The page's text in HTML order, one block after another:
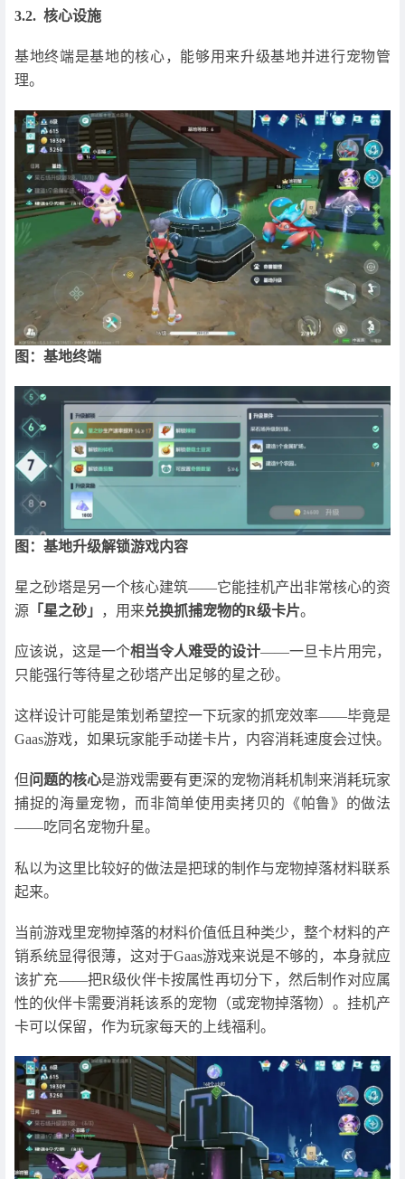
3.2. 核心设施
基地终端是基地的核心，能够用来升级基地并进行宠物管
理。
图：基地终端
图：基地升级解锁游戏内容
星之砂塔是另一个核心建筑——它能挂机产出非常核心的资
源 「星之砂」 ，用来兑换抓捕宠物的R级卡片。
应该说，这是一个相当令人难受的设计——一旦卡片用完，
只能强行等待星之砂塔产出足够的星之砂。
这样设计可能是策划希望控一下玩家的抓宠效率——毕竟是
Gaas游戏，如果玩家能手动搓卡片，内容消耗速度会过快。
但问题的核心是游戏需要有更深的宠物消耗机制来消耗玩家
捕捉的海量宠物，而非简单使用卖拷贝的《帕鲁》的做法
——吃同名宠物升星。
私以为这里比较好的做法是把球的制作与宠物掉落材料联系
起来。
当前游戏里宠物掉落的材料价值低且种类少，整个材料的产
销系统显得很薄，这对于Gaas游戏来说是不够的，本身就应
该扩充——把R级伙伴卡按属性再切分下，然后制作对应属
性的伙伴卡需要消耗该系的宠物（或宠物掉落物）。挂机产
卡可以保留，作为玩家每天的上线福利。